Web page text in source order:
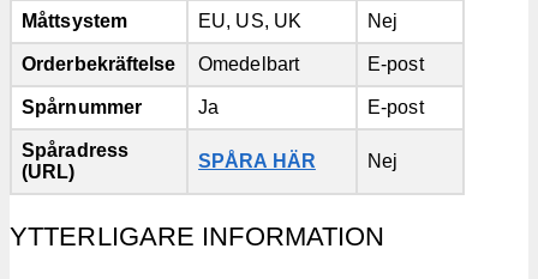
Måttsystem EU, US, UK Nej
Orderbekräftelse Omedelbart E-post
Spårnummer Ja E-post
Spåradress
(URL)
SPÅRA HÄR Nej
YTTERLIGARE INFORMATION